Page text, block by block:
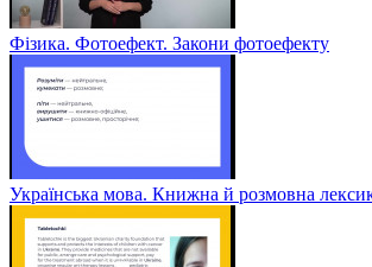
Фізика. Фотоефект. Закони фотоефекту
Українська мова. Книжна й розмовна